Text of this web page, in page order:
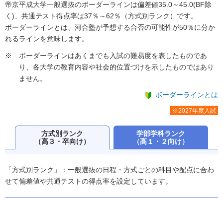
帝京平成大学一般選抜のボーダーラインは偏差値35.0～45.0(BF除
く)、共通テスト得点率は37％～62％（方式別ランク）です。
ボーダーラインとは、河合塾が予想する合否の可能性が50％に分か
れるラインを意味します。
ボーダーラインはあくまでも入試の難易度を表したものであ
り、各大学の教育内容や社会的位置づけを示したものではあり
ません。
ボーダーラインとは
※2027年度入試
方式別ランク
（高３・卒向け）
学部学科ランク
（高１・２向け）
「方式別ランク」：一般選抜の日程・方式ごとの科目や配点に合わ
せて偏差値や共通テストの得点率を設定しています。